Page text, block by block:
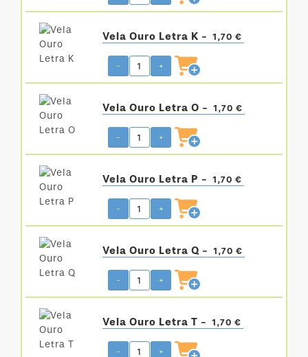
Vela Ouro Letra K - 1,70 €
- +
Vela Ouro Letra O - 1,70 €
- +
Vela Ouro Letra P - 1,70 €
- +
Vela Ouro Letra Q - 1,70 €
- +
Vela Ouro Letra T - 1,70 €
- +